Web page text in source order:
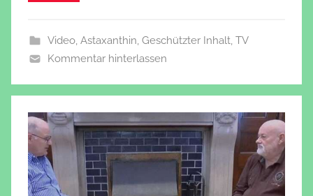
Video, Astaxanthin Geschützter Inhalt, TV
Kommentar hinterlassen